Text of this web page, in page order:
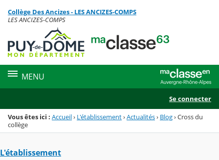
Menu de la rubrique
Contenu
Collège Des Ancizes - LES ANCIZES-COMPS
LES ANCIZES-COMPS
MENU
Se connecter
Vous êtes ici : Accueil› L'établissement›Actualités› Blog›Cross du
collège
L'établissement